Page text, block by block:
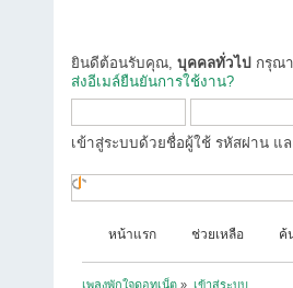
ยินดีต้อนรับคุณ, บุคคลทั่วไป กรุณา
ส่งอีเมล์ยืนยันการใช้งาน?
เข้าสู่ระบบด้วยชื่อผู้ใช้ รหัสผ่าน แล
หน้าแรก ช่วยเหลือ ค้
เพลงพักใจดอทเน็ต » เข้าสู่ระบบ